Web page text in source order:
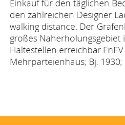
Einkauf für den täglichen
den zahlreichen Designer
walking distance. Der
großes Naherholungsgebiet
Haltestellen
Mehrparteienhaus; Bj. 1930;